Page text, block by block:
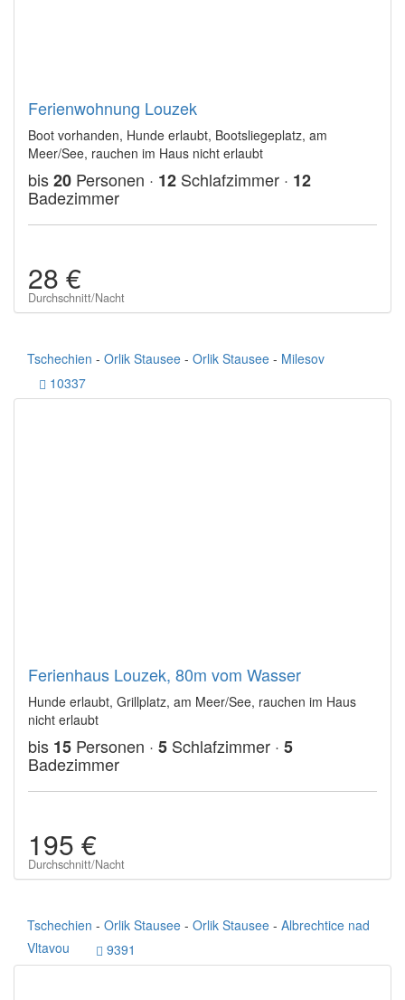
Ferienwohnung Louzek
Boot vorhanden, Hunde erlaubt, Bootsliegeplatz, am
Meer/See, rauchen im Haus nicht erlaubt
bis20 Personen · 12 Schlafzimmer · 12
Badezimmer
28 €
Durchschnitt/Nacht
Tschechien - Orlik Stausee - Orlik Stausee - Milesov
10337
Ferienhaus Louzek, 80m vom Wasser
Hunde erlaubt, Grillplatz, am Meer/See, rauchen im Haus
nicht erlaubt
bis 15 Personen · 5 Schlafzimmer · 5
Badezimmer
195 €
Durchschnitt/Nacht
Tschechien - Orlik Stausee - Orlik Stausee - Albrechtice nad
Vltavou
9391